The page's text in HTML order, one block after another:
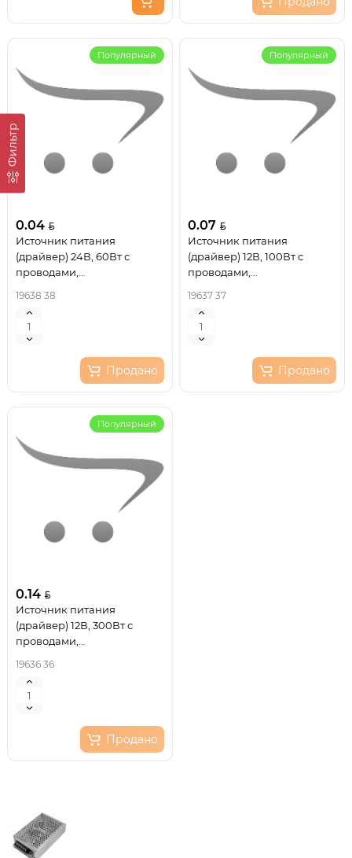
Фильтр
Популярный
0.04
Источник питания
(драйвер) 24В, 60Вт с
проводами,
19638 38
Продано
Популярный
0.07
Источник питания
(драйвер) 12В, 100Вт с
проводами,
19637 37
Продано
Популярный
0.14
Источник питания
(драйвер) 12В, 300Вт с
проводами,
19636 36
Продано